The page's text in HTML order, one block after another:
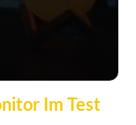
Im Test